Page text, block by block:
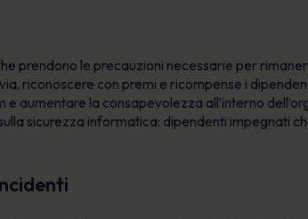
prendono le precauzioni necessarie per
riconoscere con premi e ricompense i
aumentare la consapevolezza all’interno
sicurezza informatica: dipendenti impegnati